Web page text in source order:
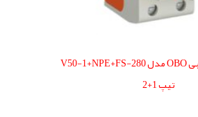
سرج ارستر ترکیبی OBO مدل V50-1+NPE+FS-280
تیپ 1+2